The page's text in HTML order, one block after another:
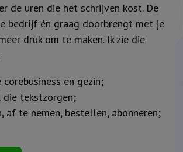
de uren die het schrijven kost. De
bedrijf én graag doorbrengt met je
druk om te maken. Ik zie die
en gezin;
die tekstzorgen;
te nemen, bestellen, abonneren;